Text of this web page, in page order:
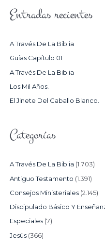
C
R
:
Entradas recientes
A Través De La Biblia
Guías Capítulo 01
A Través De La Biblia
Los Mil Años.
El Jinete Del Caballo Blanco.
Categorías
A Través De La Biblia (1.703)
Antiguo Testamento (1.391)
Consejos Ministeriales (2.145)
Discipulado Básico Y
Especiales (7)
Jesús (366)